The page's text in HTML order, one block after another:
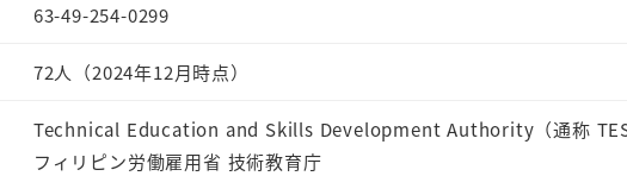
63-49-254-0299
72人（2024年12月時点）
Technical Education and Skills Development Authority（通称
フィリピン労働雇用省 技術教育庁